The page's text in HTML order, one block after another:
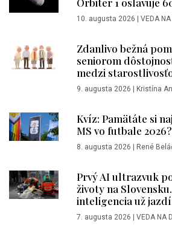
10. augusta 2026 VEDA NA
Zdanlivo bežná
seniorom
medzi
9. augusta 2026 Kristína
Kvíz: Pamätáte si
MS vo futbale 2026?
8. augusta 2026 René
Prvý AI ultrazvuk
životy na
inteligencia už
7. augusta 2026 VEDA NA